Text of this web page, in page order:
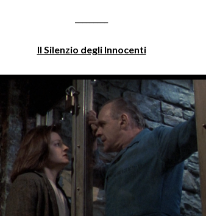
Il Silenzio degli Innocenti